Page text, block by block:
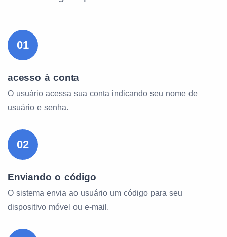
01
acesso à conta
O usuário acessa sua conta indicando seu nome de
usuário e senha.
02
Enviando o código
O sistema envia ao usuário um código para seu
dispositivo móvel ou e-mail.